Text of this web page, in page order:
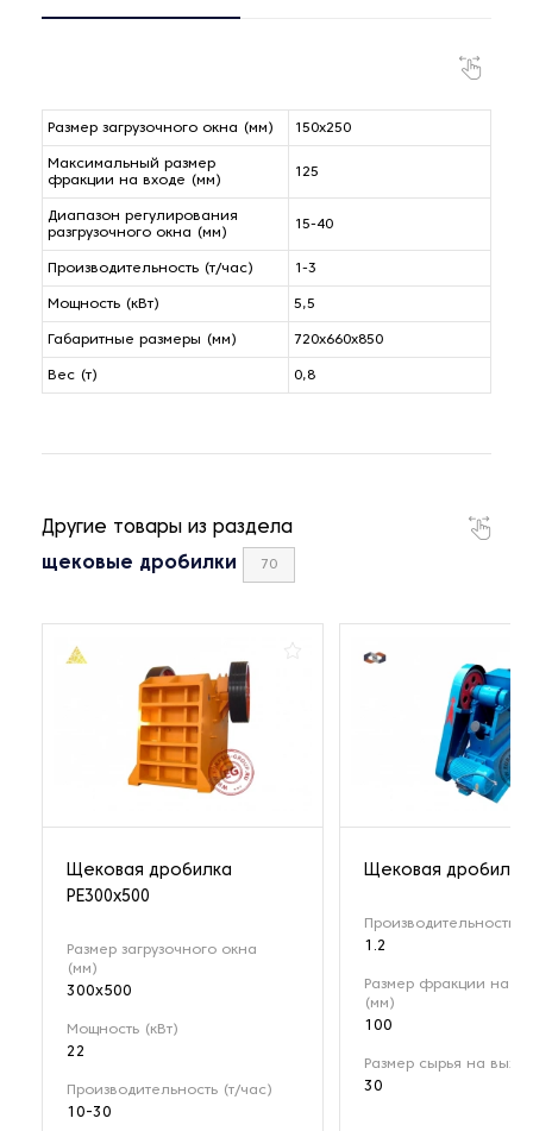
Размер загрузочного окна (мм) 150x250
Максимальный размер
фракции на входе (мм)
125
Диапазон регулирования
разгрузочного окна (мм)
15-40
Производительность (т/час) 1-3
Мощность (кВт) 5,5
Габаритные размеры (мм) 720х660х850
Вес (т) 0,8
Другие товары из раздела
щековые дробилки 70
Щековая дробилка
РЕ300x500
Размер загрузочного окна
(мм)
300x500
Мощность (кВт)
22
Производительность (т/час)
10-30
Щековая дробилка
Производительность
1.2
Размер фракции на
(мм)
100
Размер сырья на
30